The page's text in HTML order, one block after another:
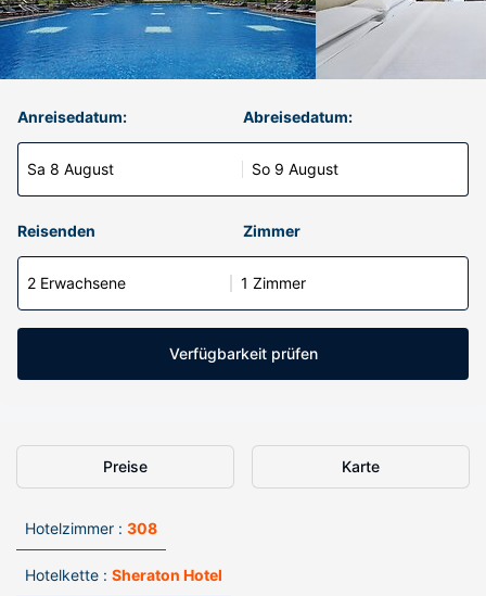
Anreisedatum:
Sa 8 August
Abreisedatum:
So 9 August
Reisenden Zimmer
2 Erwachsene 1 Zimmer
Verfügbarkeit prüfen
Preise Karte
Hotelzimmer : 308
Hotelkette : Sheraton Hotel